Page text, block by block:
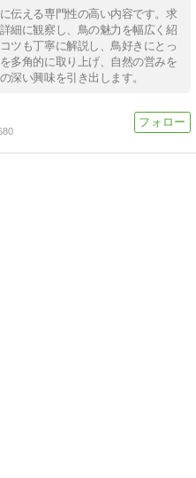
伝える専門性の高い内容です。求
細に観察し、鳥の魅力を幅広く紹
ツも丁寧に解説し、鳥好きにとっ
多角的に取り上げ、自然の営みを
深い興味を引き出します。